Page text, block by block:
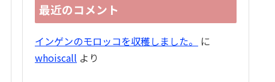
最近のコメント
インゲンのモロッコを収穫しました。
に
whoiscall より